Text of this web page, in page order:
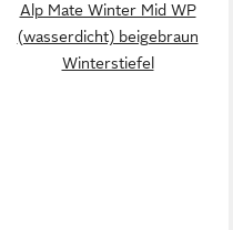
Alp Mate Winter Mid WP
(wasserdicht) beigebraun
Winterstiefel